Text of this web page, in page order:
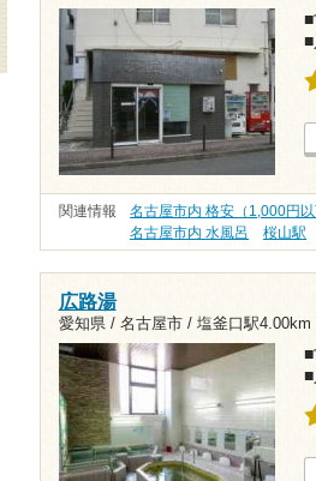
関連情報 名古屋市内 格安（1,000円以
名古屋市内 水風呂
桜山駅
広路湯
愛知県 / 名古屋市 / 塩釜口駅4.00km